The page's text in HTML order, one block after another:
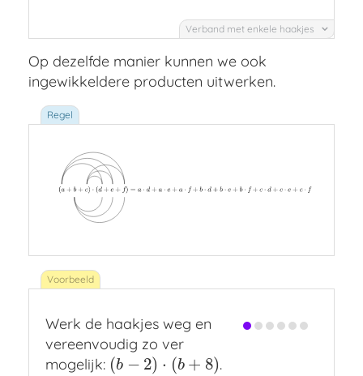
Verband met enkele haakjes
Op dezelfde manier kunnen we ook
ingewikkeldere producten uitwerken.
Werk de haakjes weg en
vereenvoudig zo ver
mogelijk: (b − 2) ⋅ (b + 8)
(b −2 )⋅(b+ 8) .